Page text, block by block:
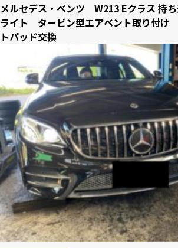
メルセデス・ベンツ W213 Eクラス 持
ライト タービン型エアベント取り付
トパッド交換